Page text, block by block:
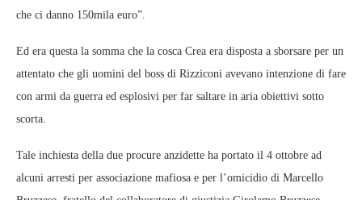
che ci danno 150mila euro”.
Ed era questa la somma che la cosca Crea era disposta a sborsare per un
attentato che gli uomini del boss di Rizziconi avevano intenzione di fare
con armi da guerra ed esplosivi per far saltare in aria obiettivi sotto
scorta.
Tale inchiesta della due procure anzidette ha portato il 4 ottobre ad
alcuni arresti per associazione mafiosa e per l’omicidio di Marcello